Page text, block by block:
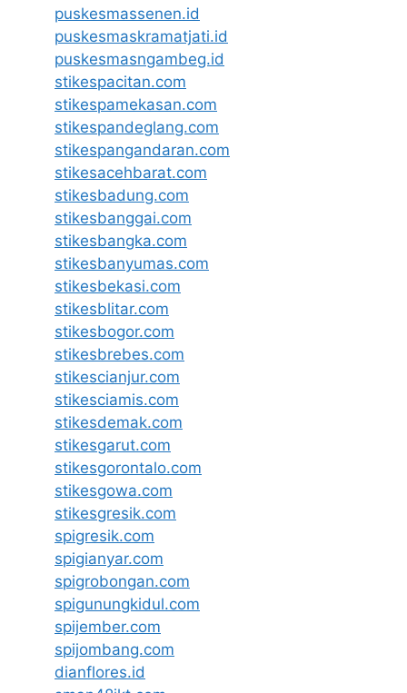
puskesmassenen.id
puskesmaskramatjati.id
puskesmasngambeg.id
stikespacitan.com
stikespamekasan.com
stikespandeglang.com
stikespangandaran.com
stikesacehbarat.com
stikesbadung.com
stikesbanggai.com
stikesbangka.com
stikesbanyumas.com
stikesbekasi.com
stikesblitar.com
stikesbogor.com
stikesbrebes.com
stikescianjur.com
stikesciamis.com
stikesdemak.com
stikesgarut.com
stikesgorontalo.com
stikesgowa.com
stikesgresik.com
spigresik.com
spigianyar.com
spigrobongan.com
spigunungkidul.com
spijember.com
spijombang.com
dianflores.id